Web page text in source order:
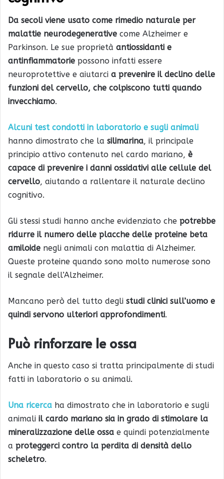
Da secoli viene usato come rimedio naturale per
malattie neurodegenerative come Alzheimer e
Parkinson. Le sue proprietà antiossidanti e
antinfiammatorie possono infatti essere
neuroprotettive e aiutarci a prevenire il declino delle
funzioni del cervello, che colpiscono tutti quando
invecchiamo.
Alcuni test condotti in laboratorio e sugli animali
hanno dimostrato che la silimarina, il principale
principio attivo contenuto nel cardo mariano, è
capace di prevenire i danni ossidativi alle cellule del
cervello, aiutando a rallentare il naturale declino
cognitivo.
Gli stessi studi hanno anche evidenziato che potrebbe
ridurre il numero delle placche delle proteine beta
amiloide negli animali con malattia di Alzheimer.
Queste proteine quando sono molto numerose sono
il segnale dell’Alzheimer.
Mancano però del tutto degli studi clinici sull’uomo e
quindi servono ulteriori approfondimenti.
Può rinforzare le ossa
Anche in questo caso si tratta principalmente di studi
fatti in laboratorio o su animali.
Una ricerca ha dimostrato che in laboratorio e sugli
animali il cardo mariano sia in grado di stimolare la
mineralizzazione delle ossa e quindi potenzialmente
a proteggerci contro la perdita di densità dello
scheletro.